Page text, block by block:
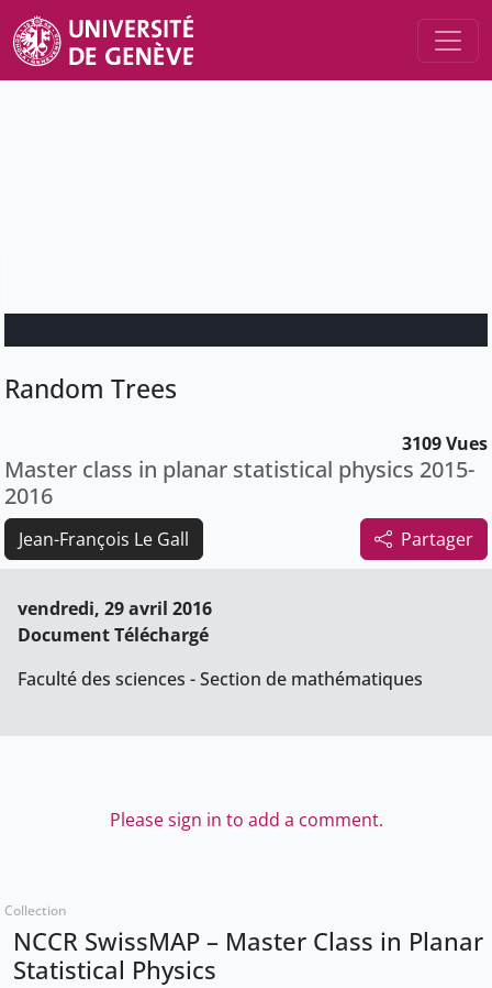
Random Trees
3109 Vues
Master class in planar statistical physics 2015-
2016
Partager
Jean-François Le Gall
vendredi, 29 avril 2016
Document Téléchargé
Faculté des sciences - Section de mathématiques
Please sign in to add a comment.
Collection
NCCR SwissMAP – Master Class in Planar
Statistical Physics